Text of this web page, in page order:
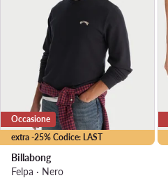
extra -25% Codice: LAST
Occasione
Billabong
Felpa · Nero